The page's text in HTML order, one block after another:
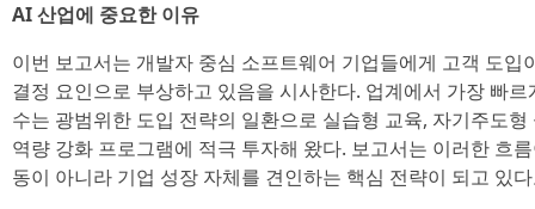
AI 산업에 중요한 이유
이번 보고서는 개발자 중심 소프트웨어 기업들에게 고객 도
결정 요인으로 부상하고 있음을 시사한다. 업계에서 가장 빠
수는 광범위한 도입 전략의 일환으로 실습형 교육, 자기주도
역량 강화 프로그램에 적극 투자해 왔다. 보고서는 이러한 흐
동이 아니라 기업 성장 자체를 견인하는 핵심 전략이 되고 있